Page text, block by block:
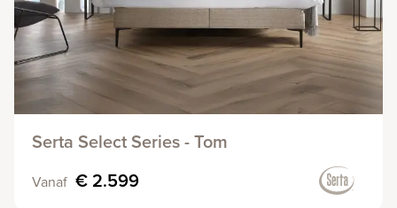
Serta Select Series - Tom
Vanaf € 2.599